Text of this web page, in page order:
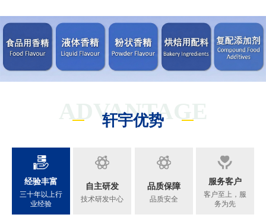
ADVANTAGE
轩宇优势
经验丰富
三十年以上行
业经验
自主研发
技术研发中心
品质保障
品质安全
服务客户
客户至上，服
务为先